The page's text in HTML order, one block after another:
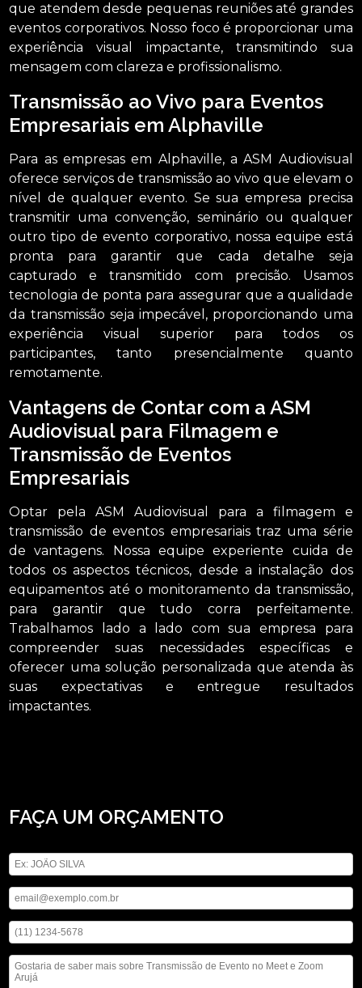
que atendem desde pequenas reuniões até grandes
eventos corporativos. Nosso foco é proporcionar uma
experiência visual impactante, transmitindo sua
mensagem com clareza e profissionalismo.
Transmissão ao Vivo para Eventos
Empresariais em Alphaville
Para as empresas em Alphaville, a ASM Audiovisual
oferece serviços de transmissão ao vivo que elevam o
nível de qualquer evento. Se sua empresa precisa
transmitir uma convenção, seminário ou qualquer
outro tipo de evento corporativo, nossa equipe está
pronta para garantir que cada detalhe seja
capturado e transmitido com precisão. Usamos
tecnologia de ponta para assegurar que a qualidade
da transmissão seja impecável, proporcionando uma
experiência visual superior para todos os
participantes, tanto presencialmente quanto
remotamente.
Vantagens de Contar com a ASM
Audiovisual para Filmagem e
Transmissão de Eventos
Empresariais
Optar pela ASM Audiovisual para a filmagem e
transmissão de eventos empresariais traz uma série
de vantagens. Nossa equipe experiente cuida de
todos os aspectos técnicos, desde a instalação dos
equipamentos até o monitoramento da transmissão,
para garantir que tudo corra perfeitamente.
Trabalhamos lado a lado com sua empresa para
compreender suas necessidades específicas e
oferecer uma solução personalizada que atenda às
suas expectativas e entregue resultados
impactantes.
FAÇA UM ORÇAMENTO